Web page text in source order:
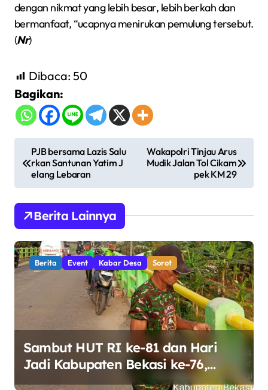
dengan nikmat yang lebih besar, lebih berkah dan
bermanfaat, “ucapnya menirukan pemulung tersebut.
(Nr)
Dibaca: 50
Bagikan:
a
v
i
g
a
s
PJB bersama Lazis Salu
rkan Santunan Yatim J
elang Lebaran
Wakapolri Tinjau Arus
Mudik Jalan Tol Cikam
pek KM 29
Berita Lainnya
Berita Event Kabar Desa Sorot
Sambut HUT RI ke-81 dan Hari
Jadi Kabupaten Bekasi ke-76,
Pemdes Muara bakti Gotong